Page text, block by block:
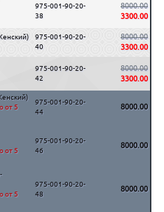
975-001-90-20-
38
8000.00
3300.00
975-001-90-20-
40
8000.00
3300.00
975-001-90-20-
42
8000.00
3300.00
от 5
975-001-90-20-
44
8000.00
от 5
975-001-90-20-
46
8000.00
от 5
975-001-90-20-
48
8000.00